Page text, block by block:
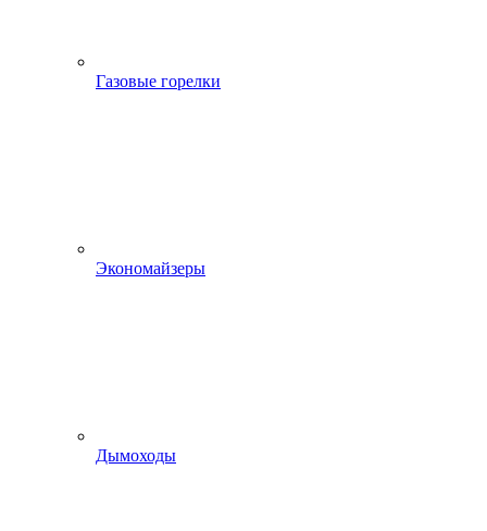
Газовые горелки
Экономайзеры
Дымоходы